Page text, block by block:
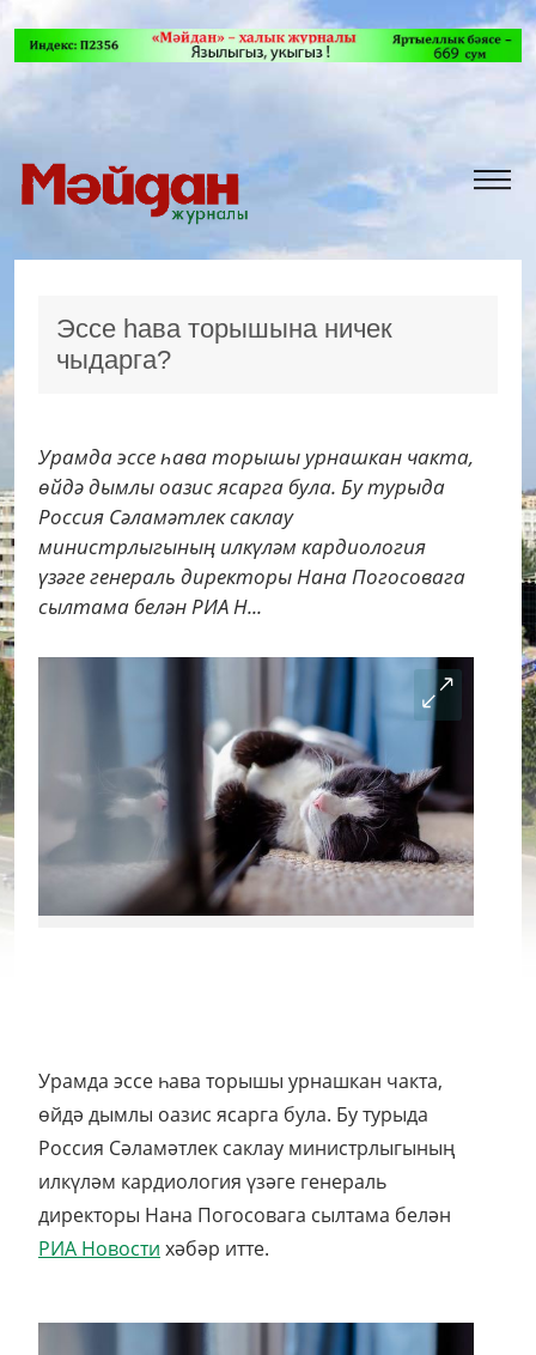
Эссе һава торышына ничек
чыдарга?
Урамда эссе һава торышы урнашкан чакта,
өйдә дымлы оазис ясарга була. Бу турыда
Россия Сәламәтлек саклау
министрлыгының илкүләм кардиология
үзәге генераль директоры Нана Погосовага
сылтама белән РИА Н...
Урамда эссе һава торышы урнашкан чакта,
өйдә дымлы оазис ясарга була. Бу турыда
Россия Сәламәтлек саклау министрлыгының
илкүләм кардиология үзәге генераль
директоры Нана Погосовага сылтама белән
РИА Новости хәбәр итте.